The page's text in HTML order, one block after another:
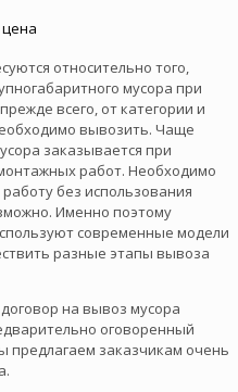
относительно того,
мусора при
всего, от категории и
вывозить. Чаще
заказывается при
работ. Необходимо
без использования
Именно поэтому
современные модели
разные этапы вывоза
на вывоз мусора
оговоренный
предлагаем заказчикам очень